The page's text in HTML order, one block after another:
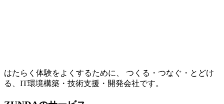
はたらく体験をよくするために、 つくる・つなぐ・とどけ
る、IT環境構築・技術支援・開発会社です。